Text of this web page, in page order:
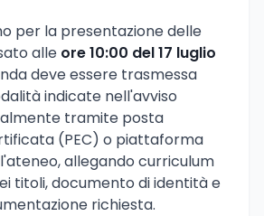
per la presentazione delle
alle ore 10:00 del 17 luglio
deve essere trasmessa
indicate nell'avviso
tramite posta
(PEC) o piattaforma
allegando curriculum
titoli, documento di identità e
richiesta.